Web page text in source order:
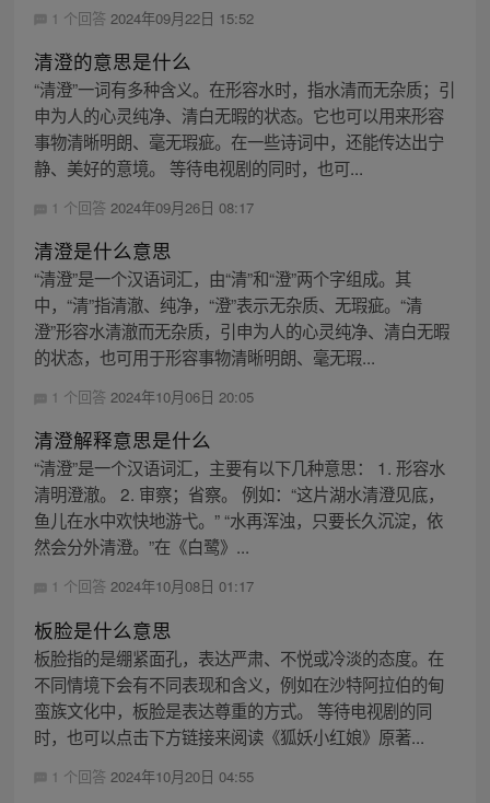
1 个回答 2024年09月22日 15:52
清澄的意思是什么
“清澄”一词有多种含义。在形容水时，指水清而无杂质；引
申为人的心灵纯净、清白无暇的状态。它也可以用来形容
事物清晰明朗、毫无瑕疵。在一些诗词中，还能传达出宁
静、美好的意境。 等待电视剧的同时，也可...
1 个回答 2024年09月26日 08:17
清澄是什么意思
“清澄”是一个汉语词汇，由“清”和“澄”两个字组成。其
中，“清”指清澈、纯净，“澄”表示无杂质、无瑕疵。“清
澄”形容水清澈而无杂质，引申为人的心灵纯净、清白无暇
的状态，也可用于形容事物清晰明朗、毫无瑕...
1 个回答 2024年10月06日 20:05
清澄解释意思是什么
“清澄”是一个汉语词汇，主要有以下几种意思： 1. 形容水
清明澄澈。 2. 审察；省察。 例如：“这片湖水清澄见底，
鱼儿在水中欢快地游弋。” “水再浑浊，只要长久沉淀，依
然会分外清澄。”在《白鹭》...
1 个回答 2024年10月08日 01:17
板脸是什么意思
板脸指的是绷紧面孔，表达严肃、不悦或冷淡的态度。在
不同情境下会有不同表现和含义，例如在沙特阿拉伯的甸
蛮族文化中，板脸是表达尊重的方式。 等待电视剧的同
时，也可以点击下方链接来阅读《狐妖小红娘》原著...
1 个回答 2024年10月20日 04:55